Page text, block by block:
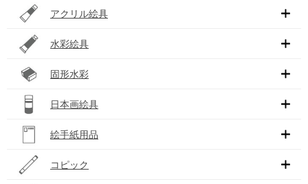
アクリル絵具
水彩絵具
固形水彩
日本画絵具
絵手紙用品
コピック